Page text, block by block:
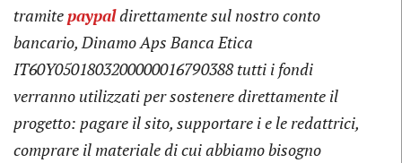
tramitepaypaldirettamente sul nostro conto
bancario, Dinamo Aps Banca Etica
IT60Y0501803200000016790388 tutti i fondi
verranno utilizzati per sostenere direttamente il
progetto: pagare il sito, supportare i e le redattrici,
comprare il materiale di cui abbiamo bisogno